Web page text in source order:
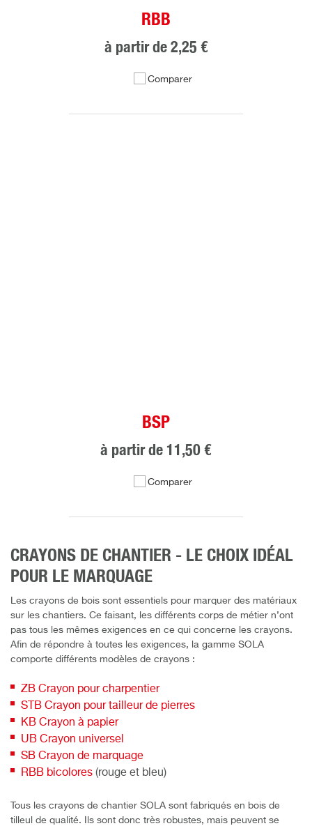
RBB
à partir de 2,25 €
Comparer
BSP
à partir de 11,50 €
Comparer
CRAYONS DE CHANTIER - LE CHOIX IDÉAL
POUR LE MARQUAGE
Les crayons de bois sont essentiels pour marquer des matériaux
sur les chantiers. Ce faisant, les différents corps de métier n’ont
pas tous les mêmes exigences en ce qui concerne les crayons.
Afin de répondre à toutes les exigences, la gamme SOLA
comporte différents modèles de crayons :
ZB Crayon pour charpentier
STB Crayon pour tailleur de pierres
KB Crayon à papier
UB Crayon universel
SB Crayon de marquage
RBB bicolores (rouge et bleu)
Tous les crayons de chantier SOLA sont fabriqués en bois de
tilleul de qualité. Ils sont donc très robustes, mais peuvent se